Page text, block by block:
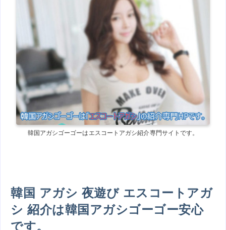
韓国アガシゴーゴーはエスコートアガシ紹介専門サイトです。
韓国 アガシ 夜遊び エスコートアガ
シ 紹介は韓国アガシゴーゴー安心
です。